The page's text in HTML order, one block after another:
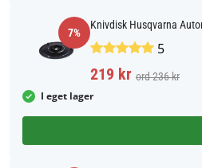
7%
Knivdisk Husqvarna
5
219 kr ord 236 kr
I eget lager